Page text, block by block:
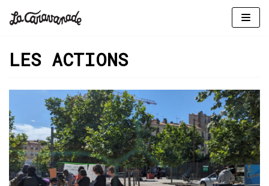
contenu
LES ACTIONS